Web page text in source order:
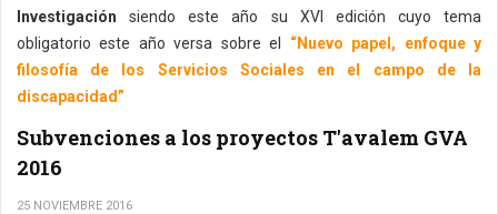
Investigaciónsiendo este año su XVI edición cuyo tema
obligatorio este año versa sobre el “Nuevo papel, enfoque y
filosofía de los Servicios Sociales en el campo de la
discapacidad”
Subvenciones a los proyectos T'avalem GVA
2016
25 NOVIEMBRE 2016